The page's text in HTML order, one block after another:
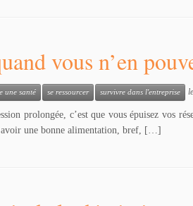
vous n’en
une santé se ressourcer survivre dans l'entreprise le
prolongée, c’est que vous épuisez vos
avoir une bonne alimentation, bref, […]